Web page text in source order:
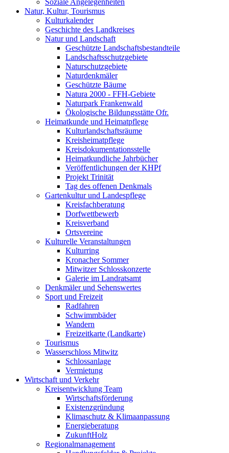
Soziale Angelegenheiten
Natur, Kultur, Tourismus
Kulturkalender
Geschichte des Landkreises
Natur und Landschaft
Geschützte Landschaftsbestandteile
Landschaftsschutzgebiete
Naturschutzgebiete
Naturdenkmäler
Geschützte Bäume
Natura 2000 - FFH-Gebiete
Naturpark Frankenwald
Ökologische Bildungsstätte Ofr.
Heimatkunde und Heimatpflege
Kulturlandschaftsräume
Kreisheimatpflege
Kreisdokumentationsstelle
Heimatkundliche Jahrbücher
Veröffentlichungen der KHPf
Projekt Trinität
Tag des offenen Denkmals
Gartenkultur und Landespflege
Kreisfachberatung
Dorfwettbewerb
Kreisverband
Ortsvereine
Kulturelle Veranstaltungen
Kulturring
Kronacher Sommer
Mitwitzer Schlosskonzerte
Galerie im Landratsamt
Denkmäler und Sehenswertes
Sport und Freizeit
Radfahren
Schwimmbäder
Wandern
Freizeitkarte (Landkarte)
Tourismus
Wasserschloss Mitwitz
Schlossanlage
Vermietung
Wirtschaft und Verkehr
Kreisentwicklung Team
Wirtschaftsförderung
Existenzgründung
Klimaschutz & Klimaanpassung
Energieberatung
ZukunftHolz
Regionalmanagement